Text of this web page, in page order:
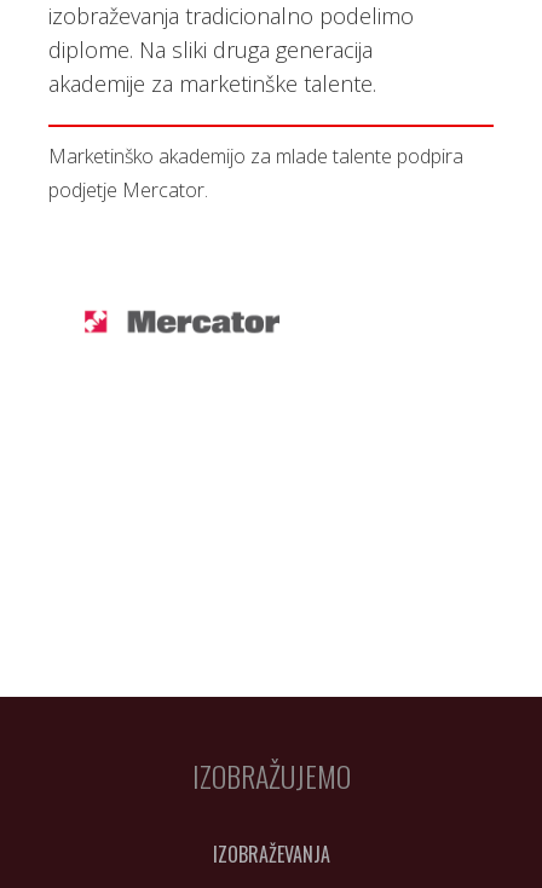
izobraževanja tradicionalno podelimo
diplome. Na sliki druga generacija
akademije za marketinške talente.
Marketinško akademijo za mlade talente podpira
podjetje Mercator.
IZOBRAŽUJEMO
IZOBRAŽEVANJA